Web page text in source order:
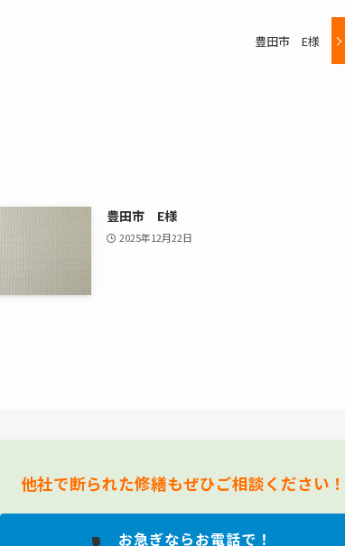
豊田市 E様
豊田市 E様
2025年12月22日
他社で断られた修繕もぜひご相談ください！
お急ぎならお電話で！